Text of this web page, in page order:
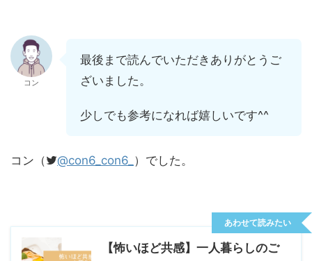
コン
最後まで読んでいただきありがとうご
ざいました。
少しでも参考になれば嬉しいです^^
コン（ @con6_con6_ ）でした。
【怖いほど共感】一人暮らしのご
あわせて読みたい